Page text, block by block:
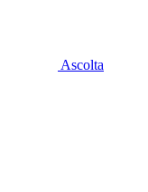
Ascolta